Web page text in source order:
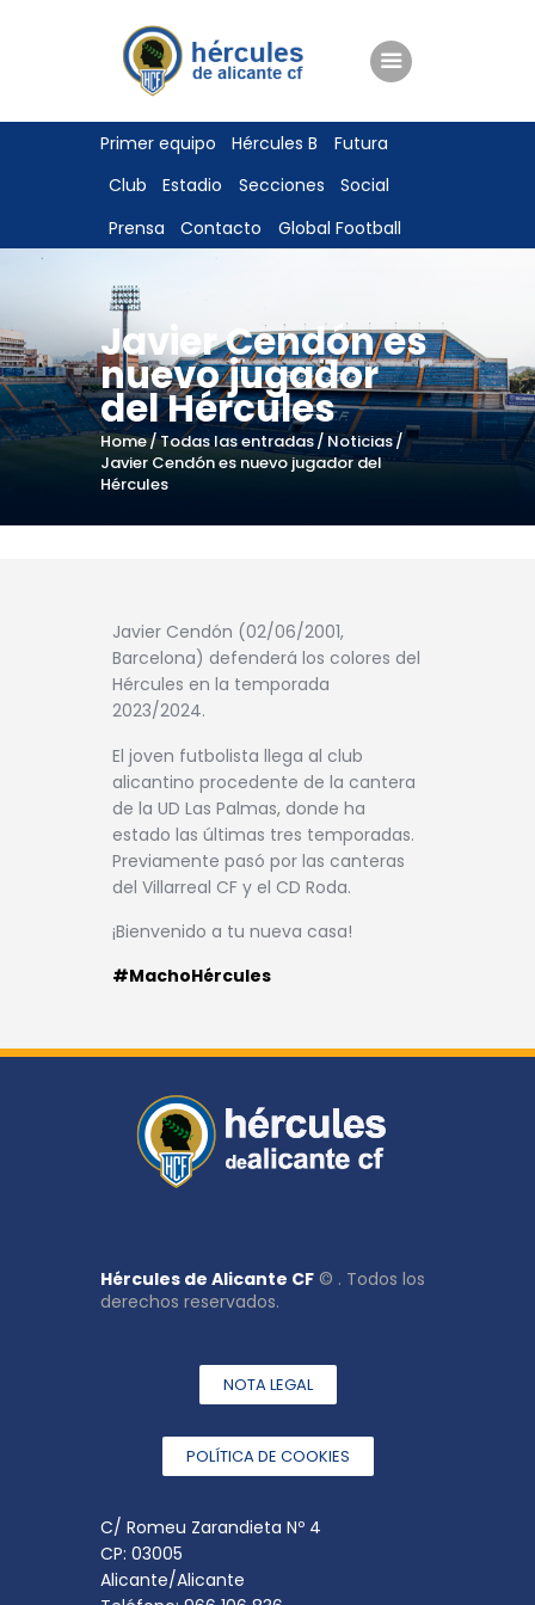
Primer equipo Hércules B
Futura
Club
Estadio Secciones
Social
Prensa
Contacto Global Football
Javier Cendón es
nuevo jugador
del Hércules
Home Todas las entradas
Noticias
Javier Cendón es nuevo jugador del
Hércules
ENTRADAS
TIENDA
HÉRCULESCF100
Javier Cendón (02/06/2001,
Barcelona) defenderá los colores del
Hércules en la temporada
2023/2024.
El joven futbolista llega al club
alicantino procedente de la cantera
de la UD Las Palmas, donde ha
estado las últimas tres temporadas.
Previamente pasó por las canteras
del Villarreal CF y el CD Roda.
¡Bienvenido a tu nueva casa!
#MachoHércules
Hércules de Alicante CF © . Todos los
derechos reservados.
NOTA LEGAL
POLÍTICA DE COOKIES
C/ Romeu Zarandieta Nº 4
CP: 03005
Alicante/Alicante